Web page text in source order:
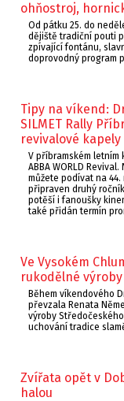
ohňostroj,
Od pátku 25. do
dějiště tradiční pouti
zpívající fontánu,
doprovodný program
Tipy na víkend:
SILMET Rally
revivalové kapely
V příbramském
ABBA WORLD
můžete podívat na 44.
připraven druhý
potěší i fanoušky
také přidán termín
Ve Vysokém
rukodělné
Během víkendového
převzala Renata
výroby
uchování tradice
Zvířata opět v
halou